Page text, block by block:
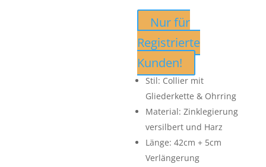
Nur für
Registrierte
Kunden!
Stil: Collier mit
Gliederkette & Ohrring
Material: Zinklegierung
versilbert und Harz
Länge: 42cm + 5cm
Verlängerung